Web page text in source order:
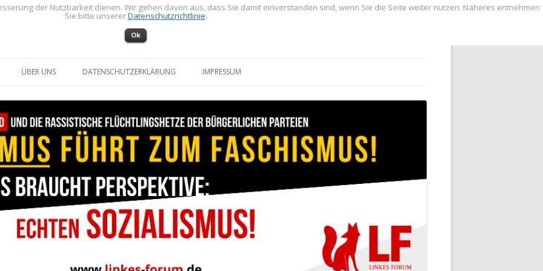
ÜBER UNS DATENSCHUTZERKLÄRUNG IMPRESSUM
der Nutzbarkeit dienen. Wir gehen davon aus, dass Sie damit einverstanden sind, wenn Sie die Seite weiter nutzen. Näheres entnehmen
Sie bitte unsererDatenschutzrichtlinie.
Ok